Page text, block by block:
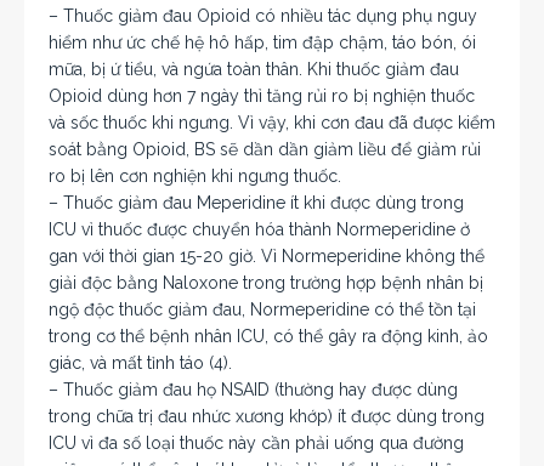
– Thuốc giảm đau Opioid có nhiều tác dụng phụ nguy
hiểm như ức chế hệ hô hấp, tim đập chậm, táo bón, ói
mữa, bị ứ tiểu, và ngứa toàn thân. Khi thuốc giảm đau
Opioid dùng hơn 7 ngày thì tăng rủi ro bị nghiện thuốc
và sốc thuốc khi ngưng. Vì vậy, khi cơn đau đã được kiểm
soát bằng Opioid, BS sẽ dần dần giảm liều để giảm rủi
ro bị lên cơn nghiện khi ngưng thuốc.
– Thuốc giảm đau Meperidine ít khi được dùng trong
ICU vì thuốc được chuyển hóa thành Normeperidine ở
gan với thời gian 15-20 giờ. Vì Normeperidine không thể
giải độc bằng Naloxone trong trường hợp bệnh nhân bị
ngộ độc thuốc giảm đau, Normeperidine có thể tồn tại
trong cơ thể bệnh nhân ICU, có thể gây ra động kinh, ảo
giác, và mất tỉnh táo (4).
– Thuốc giảm đau họ NSAID (thường hay được dùng
trong chữa trị đau nhức xương khớp) ít được dùng trong
ICU vì đa số loại thuốc này cần phải uống qua đường